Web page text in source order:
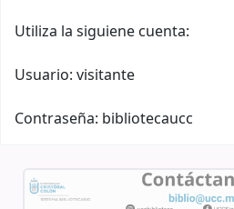
Utiliza la siguiene cuenta:
Usuario: visitante
Contraseña: bibliotecaucc